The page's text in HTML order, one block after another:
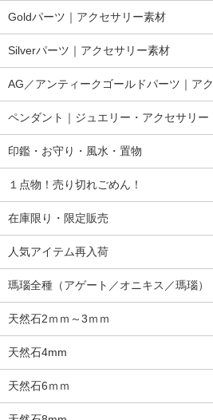
Goldパーツ｜アクセサリー素材
Silverパーツ｜アクセサリー素材
AG／アンティークゴールドパーツ｜ア
ペンダント｜ジュエリー・アクセサリー
印鑑・お守り・風水・置物
１点物！売り切れごめん！
在庫限り・限定販売
人気アイテム再入荷
瑪瑙全種（アゲート／オニキス／瑪瑙）
天然石2ｍｍ～3ｍｍ
天然石4mm
天然石6ｍｍ